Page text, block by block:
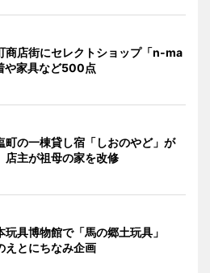
商店街にセレクトショップ「n-ma
家具など500点
町の一棟貸し宿「しおのやど」が
主が祖母の家を改修
玩具博物館で「馬の郷土玩具」
とにちなみ企画